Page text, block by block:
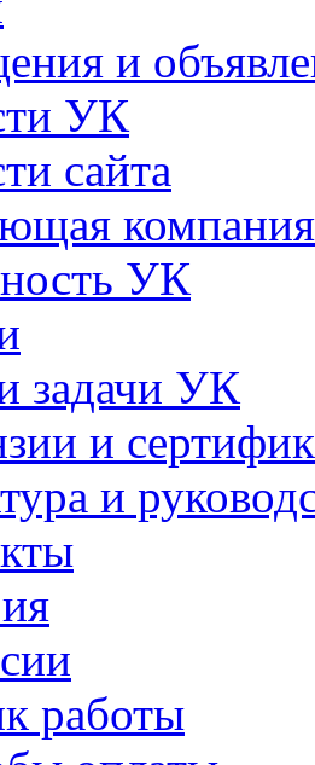
и
УК
сайта
компания
УК
задачи УК
и
и
работы